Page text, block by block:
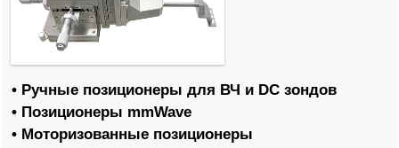
• Ручные позиционеры для ВЧ и DC зондов
• Позиционеры mmWave
• Моторизованные позиционеры